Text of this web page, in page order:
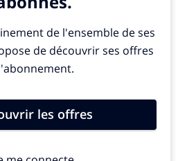
de la révélation de l’année, et Rafael
individuelles et collectives
l’impact global de ces athlètes sur
2025
de l’année: Mondo Duplantis